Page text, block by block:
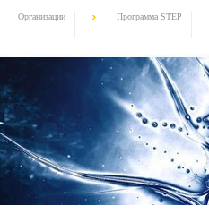
Организации Программа STEP